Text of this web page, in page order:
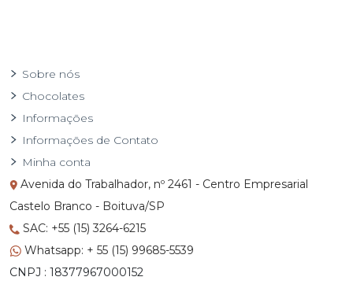
Sobre nós
Chocolates
Informações
Informações de Contato
Minha conta
Avenida do Trabalhador, nº 2461 - Centro Empresarial
Castelo Branco - Boituva/SP
SAC: +55 (15) 3264-6215
Whatsapp: + 55 (15) 99685-5539
CNPJ : 18377967000152